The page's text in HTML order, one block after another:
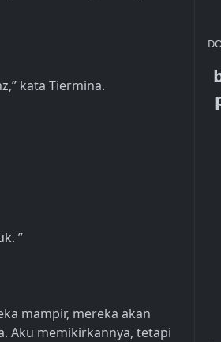
kata Tiermina.
”
mampir, mereka akan
Aku memikirkannya, tetapi